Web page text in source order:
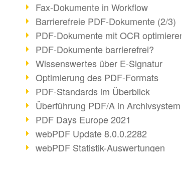
Fax-Dokumente in Workflow
Barrierefreie PDF-Dokumente (2/3)
PDF-Dokumente mit OCR optimieren
PDF-Dokumente barrierefrei?
Wissenswertes über E-Signatur
Optimierung des PDF-Formats
PDF-Standards im Überblick
Überführung PDF/A in Archivsystem
PDF Days Europe 2021
webPDF Update 8.0.0.2282
webPDF Statistik-Auswertungen